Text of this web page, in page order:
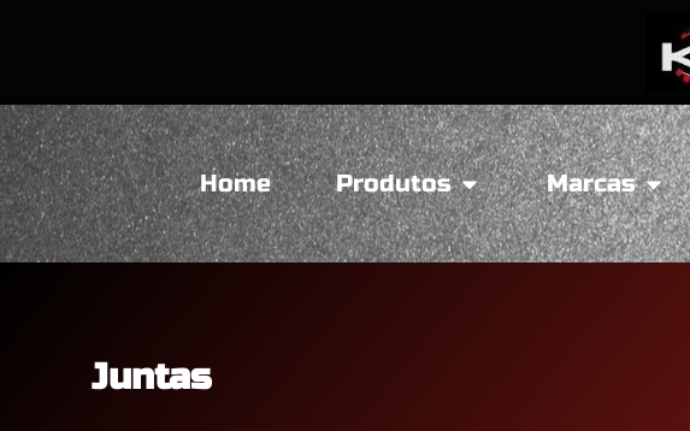
Home Produtos Marcas
Juntas